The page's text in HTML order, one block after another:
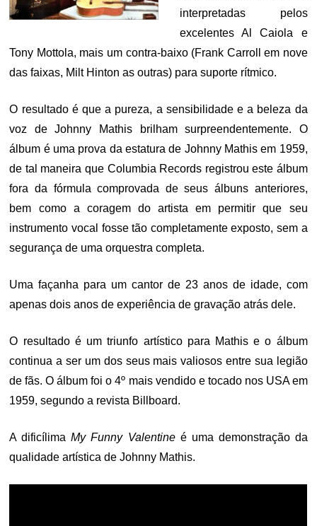
interpretadas pelos
excelentes Al Caiola e
Tony Mottola, mais um contra-baixo (Frank Carroll em nove
das faixas, Milt Hinton as outras) para suporte rítmico.
O resultado é que a pureza, a sensibilidade e a beleza da
voz de Johnny Mathis brilham surpreendentemente. O
álbum é uma prova da estatura de Johnny Mathis em 1959,
de tal maneira que Columbia Records registrou este álbum
fora da fórmula comprovada de seus álbuns anteriores,
bem como a coragem do artista em permitir que seu
instrumento vocal fosse tão completamente exposto, sem a
segurança de uma orquestra completa.
Uma façanha para um cantor de 23 anos de idade, com
apenas dois anos de experiência de gravação atrás dele.
O resultado é um triunfo artístico para Mathis e o álbum
continua a ser um dos seus mais valiosos entre sua legião
de fãs. O álbum foi o 4º mais vendido e tocado nos USA em
1959, segundo a revista Billboard.
A dificílimaMy Funny Valentineé uma demonstração da
qualidade artística de Johnny Mathis.